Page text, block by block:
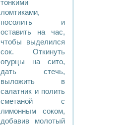
тонкими
ломтиками,
посолить и
оставить на час,
чтобы выделился
сок. Откинуть
огурцы на сито,
дать стечь,
выложить в
салатник и полить
сметаной с
лимонным соком,
добавив молотый